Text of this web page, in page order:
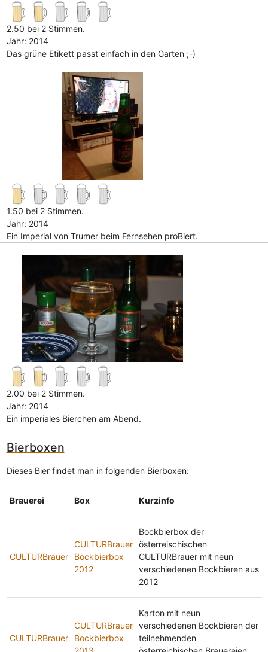
2.50 bei 2 Stimmen.
Jahr: 2014
Das grüne Etikett passt einfach in den Garten ;-)
1.50 bei 2 Stimmen.
Jahr: 2014
Ein Imperial von Trumer beim Fernsehen proBiert.
2.00 bei 2 Stimmen.
Jahr: 2014
Ein imperiales Bierchen am Abend.
Bierboxen
Dieses Bier findet man in folgenden Bierboxen:
Brauerei Box Kurzinfo
CULTURBrauer
CULTURBrauer
Bockbierbox
2012
Bockbierbox der
österreischischen
CULTURBrauer mit neun
verschiedenen Bockbieren aus
2012
CULTURBrauer
CULTURBrauer
Bockbierbox
Karton mit neun
verschiedenen Bockbieren der
teilnehmenden